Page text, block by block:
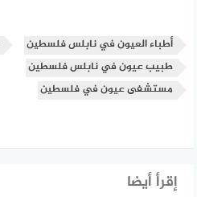
أطباء العيون في نابلس فلسطين
طبيب عيون في نابلس فلسطين
مستشفى عيون في فلسطين
إقرأ أيضا